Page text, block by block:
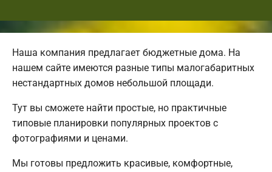
Наша компания предлагает бюджетные дома. На
нашем сайте имеются разные типы малогабаритных
нестандартных домов небольшой площади.
Тут вы сможете найти простые, но практичные
типовые планировки популярных проектов с
фотографиями и ценами.
Мы готовы предложить красивые, комфортные,